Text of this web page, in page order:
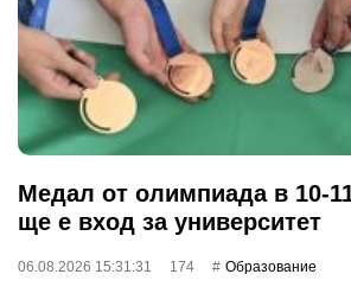
Медал от олимпиада в 10-
ще е вход за университет
06.08.2026 15:31:31 174 Oбразование